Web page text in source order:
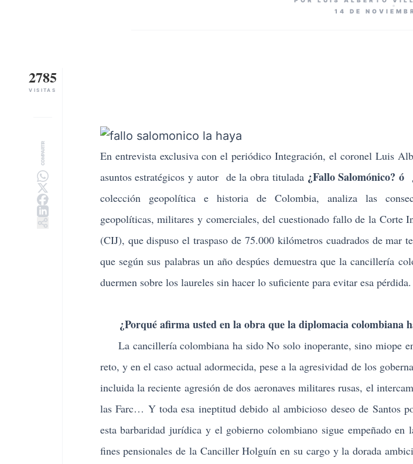
14 DE
2785
VISITAS
COMPARTIR
En entrevista exclusiva con el periódico Integración, el coronel Luis
asuntos estratégicos y autor de la obra titulada ¿Fallo Salomónico?
colección geopolítica e historia de Colombia, analiza las
geopolíticas, militares y comerciales, del cuestionado fallo de la Corte
(CIJ), que dispuso el traspaso de 75.000 kilómetros cuadrados de mar
que según sus palabras un año despúes demuestra que la cancillería
duermen sobre los laureles sin hacer lo suficiente para evitar esa pérdida.
¿Porqué afirma usted en la obra que la diplomacia colombiana
La cancillería colombiana ha sido No solo inoperante, sino miope
reto, y en el caso actual adormecida, pese a la agresividad de los
incluida la reciente agresión de dos aeronaves militares rusas, el
las Farc… Y toda esa ineptitud debido al ambicioso deseo de Santos
esta barbaridad jurídica y el gobierno colombiano sigue empeñado
fines pensionales de la Canciller Holguín en su cargo y la dorada